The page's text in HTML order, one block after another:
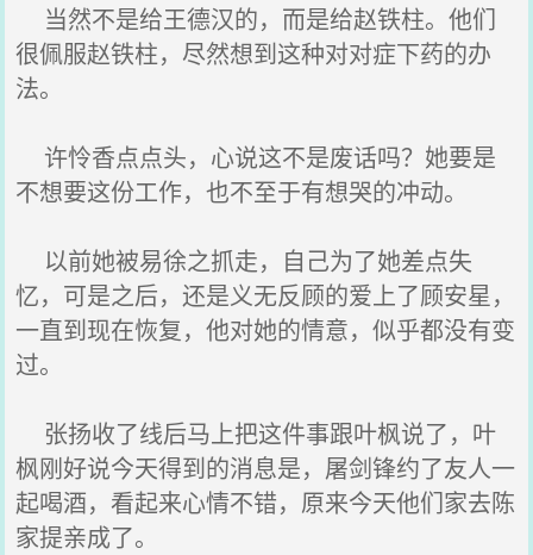
当然不是给王德汉的，而是给赵铁柱。他们
很佩服赵铁柱，尽然想到这种对对症下药的办
法。
许怜香点点头，心说这不是废话吗？她要是
不想要这份工作，也不至于有想哭的冲动。
以前她被易徐之抓走，自己为了她差点失
忆，可是之后，还是义无反顾的爱上了顾安星，
一直到现在恢复，他对她的情意，似乎都没有变
过。
张扬收了线后马上把这件事跟叶枫说了，叶
枫刚好说今天得到的消息是，屠剑锋约了友人一
起喝酒，看起来心情不错，原来今天他们家去陈
家提亲成了。